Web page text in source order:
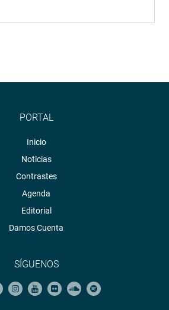
PORTAL
Inicio
Noticias
Contrastes
Agenda
Editorial
Damos Cuenta
SÍGUENOS